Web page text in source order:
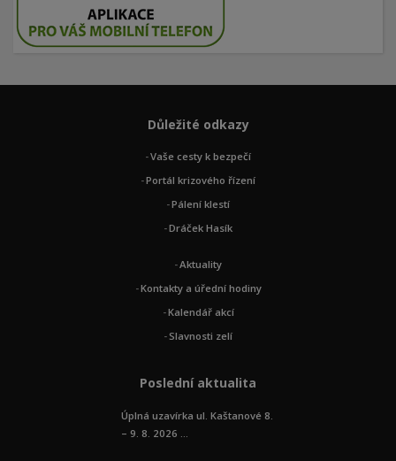
Důležité odkazy
Vaše cesty k bezpečí
Portál krizového řízení
Pálení klestí
Dráček Hasík
Aktuality
Kontakty a úřední hodiny
Kalendář akcí
Slavnosti zelí
Poslední aktualita
Úplná uzavírka ul. Kaštanové 8.
– 9. 8. 2026 ...